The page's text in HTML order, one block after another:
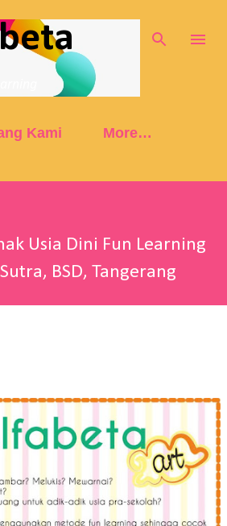
Skip to main content
Kami More…
Usia Dini Fun Learning
BSD, Tangerang